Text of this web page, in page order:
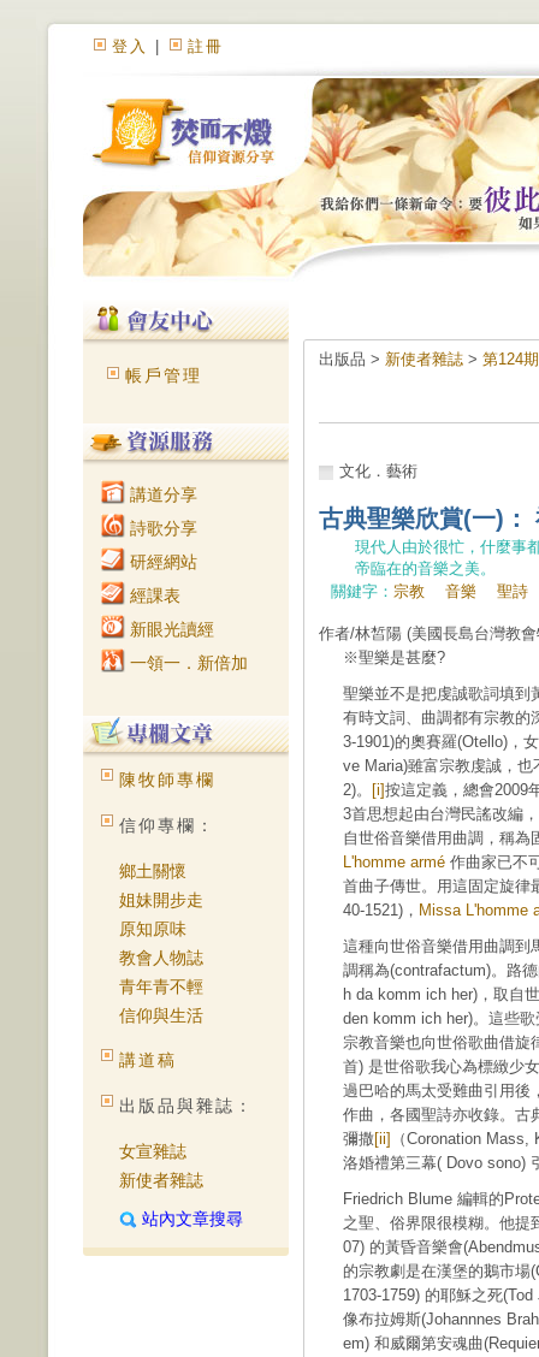
登入 註冊
帳戶管理
講道分享
詩歌分享
研經網站
經課表
新眼光讀經
一領一．新倍加
陳牧師專欄
信仰專欄：
鄉土關懷
姐妹開步走
原知原味
教會人物誌
青年青不輕
信仰與生活
講道稿
出版品與雜誌：
女宣雜誌
新使者雜誌
站內文章搜尋
出版品 > 新使者雜誌 > 第124
文化．藝術
古典聖樂欣賞(一)：
現代人由於很忙，什麼事
帝臨在的音樂之美。
關鍵字： 宗教 音樂 聖詩
作者/林皙陽 (美國長島台灣教
※聖樂是甚麼?
聖樂並不是把虔誠歌詞填到
有時文詞、曲調都有宗教的
3-1901)的奧賽羅(Otello)，
ve Maria)雖富宗教虔誠，
2)。
[i]按這定義，總會2009
3首思想起由台灣民謠改編
自世俗音樂借用曲調，稱為
L'homme armé 作曲家已不
首曲子傳世。用這固定旋律
40-1521)， Missa L'homme
這種向世俗音樂借用曲調到
調稱為(contrafactum)。路
h da komm ich her)，取自
den komm ich her)。這些
宗教音樂也向世俗歌曲借旋
首) 是世俗歌我心為標緻少
過巴哈的馬太受難曲引用後
作曲，各國聖詩亦收錄。古
彌撒[ii]
（Coronation
洛婚禮第三幕( Dovo sono)
Friedrich Blume 編輯的
之聖、俗界限很模糊。他提
07) 的黃昏音樂會
的宗教劇是在漢堡的鵝市場
1703-1759) 的耶穌之死
像布拉姆斯(Johannnes
em) 和威爾第安魂曲